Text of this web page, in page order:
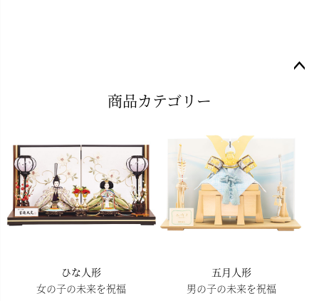
商品カテゴリー
ひな人形
女の子の未来を祝福
五月人形
男の子の未来を祝福